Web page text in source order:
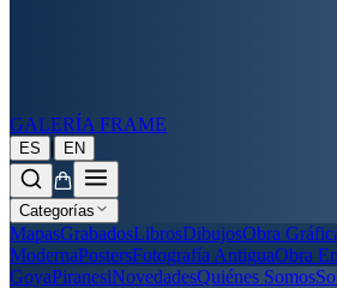
GALERÍA FRAME
ES | EN
Categorías
MapasGrabadosLibrosDibujosObra
ModernaPostersFotografía AntiguaObra
GoyaPiranesiNovedadesQuiénes Somos